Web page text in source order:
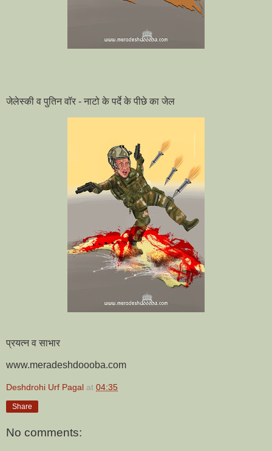
जेलेस्की व पुतिन वॉर - नाटो के पर्दे के पीछे का जेल
प्रयत्न व साभार
www.meradeshdoooba.com
Deshdrohi Urf Pagal at 04:35
Share
No comments: